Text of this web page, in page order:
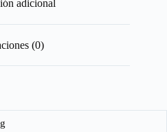
adicional
(0)